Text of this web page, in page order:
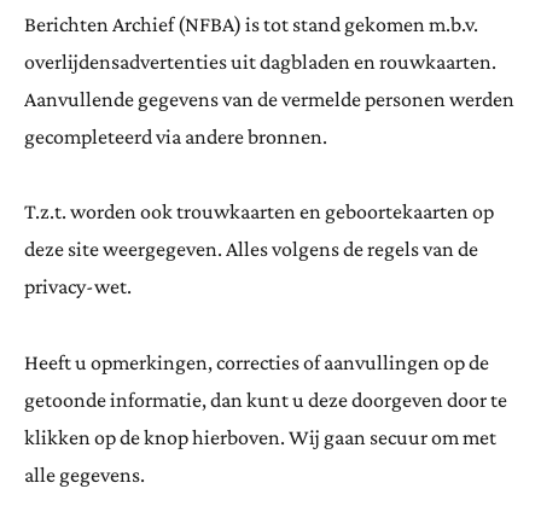
Berichten Archief (NFBA) is tot stand gekomen m.b.v.
overlijdensadvertenties uit dagbladen en rouwkaarten.
Aanvullende gegevens van de vermelde personen werden
gecompleteerd via andere bronnen.
T.z.t. worden ook trouwkaarten en geboortekaarten op
deze site weergegeven. Alles volgens de regels van de
privacy-wet.
Heeft u opmerkingen, correcties of aanvullingen op de
getoonde informatie, dan kunt u deze doorgeven door te
klikken op de knop hierboven. Wij gaan secuur om met
alle gegevens.